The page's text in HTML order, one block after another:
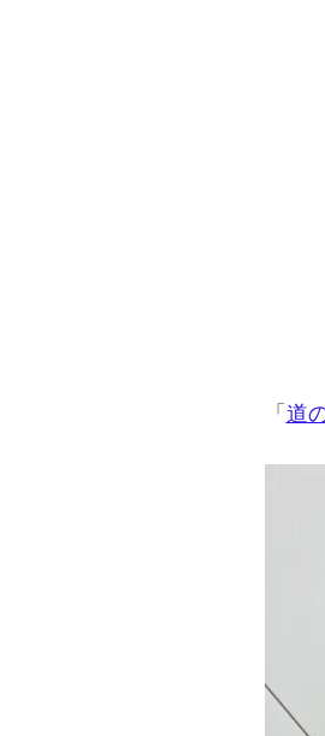
「道